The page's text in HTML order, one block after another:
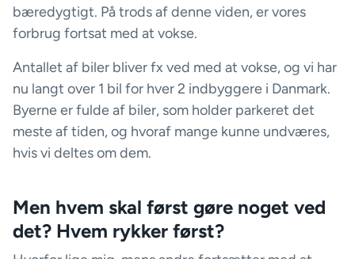
bæredygtigt. På trods af denne viden, er vores
forbrug fortsat med at vokse.
Antallet af biler bliver fx ved med at vokse, og vi har
nu langt over 1 bil for hver 2 indbyggere i Danmark.
Byerne er fulde af biler, som holder parkeret det
meste af tiden, og hvoraf mange kunne undværes,
hvis vi deltes om dem.
Men hvem skal først gøre noget ved
det? Hvem rykker først?